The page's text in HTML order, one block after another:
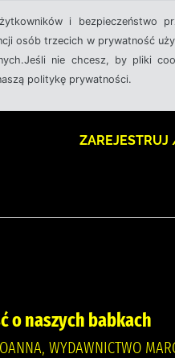
i bezpieczeństwo
osób trzecich w prywatność
nie chcesz, by pliki
politykę prywatności.
o naszych babkach
WYDAWNICTWO